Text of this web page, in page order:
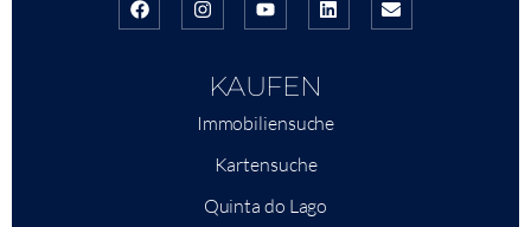
KAUFEN
Immobiliensuche
Kartensuche
Quinta do Lago